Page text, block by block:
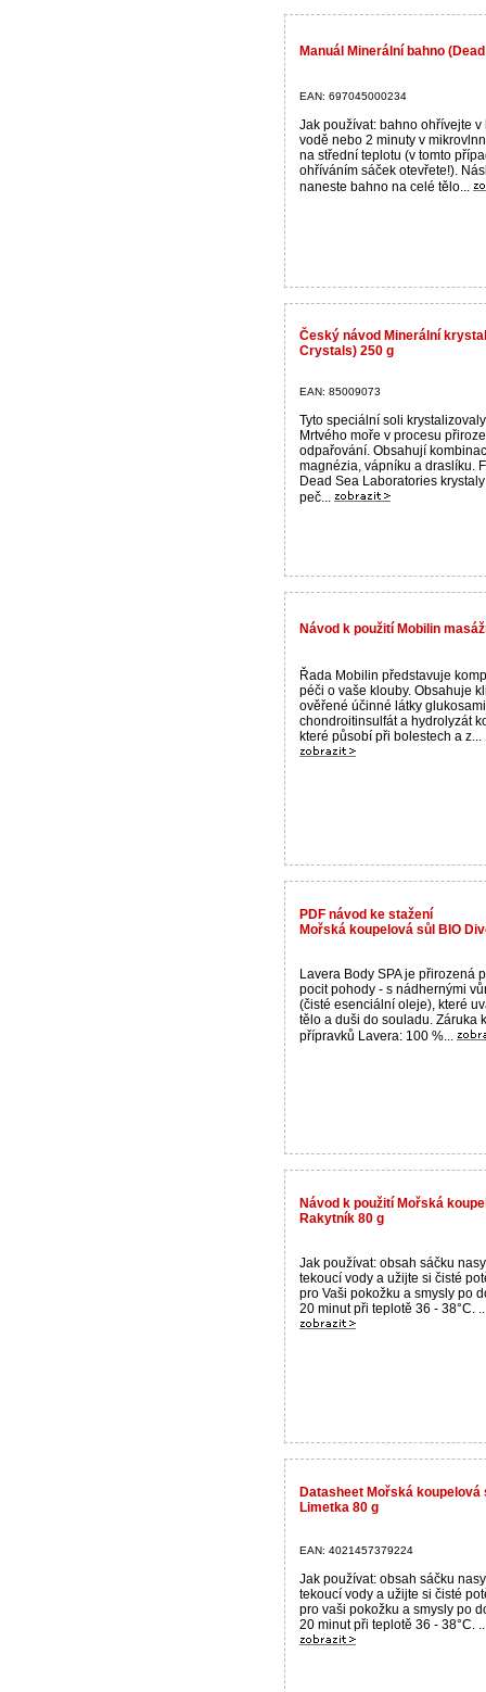
Manuál Minerální bahno
EAN: 697045000234
Jak používat: bahno ohřívejte v
vodě nebo 2 minuty v
na střední teplotu (v tomto
ohříváním sáček otevřete!).
naneste bahno na celé tělo...
Český návod Minerální
Crystals) 250 g
EAN: 85009073
Tyto speciální soli
Mrtvého moře v procesu
odpařování. Obsahují
magnézia, vápníku a draslíku.
Dead Sea Laboratories
peč...
Návod k použití Mobilin
Řada Mobilin představuje
péči o vaše klouby. Obsahuje
ověřené účinné látky
chondroitinsulfát a hydrolyzát
které působí při bolestech a z...
PDF návod ke stažení
Mořská koupelová sůl BIO
Lavera Body SPA je přirozená
pocit pohody - s nádhernými
(čisté esenciální oleje), které
tělo a duši do souladu. Záruka
přípravků Lavera: 100 %...
Návod k použití Mořská
Rakytník 80 g
Jak používat: obsah sáčku
tekoucí vody a užijte si čisté
pro Vaši pokožku a smysly po
20 minut při teplotě 36 - 38°C.
Datasheet Mořská koupelová
Limetka 80 g
EAN: 4021457379224
Jak používat: obsah sáčku
tekoucí vody a užijte si čisté
pro vaši pokožku a smysly po
20 minut při teplotě 36 - 38°C.